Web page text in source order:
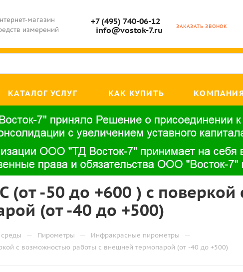
магазин
измерений
+7 (495) 740-06-12
info@vostok-7.ru
ЗАКАЗАТЬ ЗВОНОК
КАТАЛОГ УСЛУГ КАК КУПИТЬ КОМПАНИЯ
(от -50 до +600 ) с
(от -40 до +500)
— Пирометры — Инфракрасные пирометры —
с возможностью работы с внешней термопарой (от -40 до +500)